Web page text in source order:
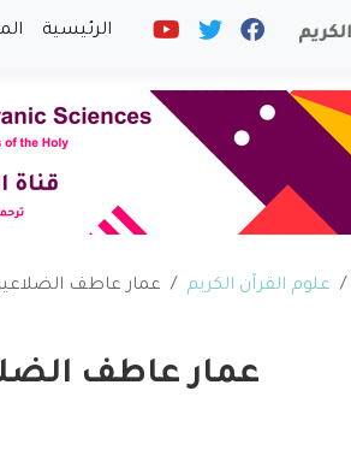
الرئيسية
علوم القرآن الكريم عمار عاطف
عمار عاطف